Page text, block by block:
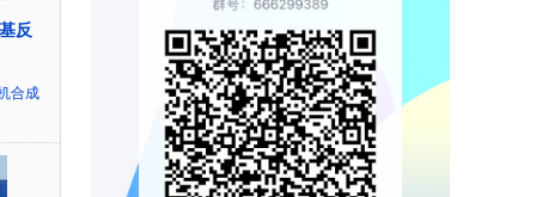
反
合成